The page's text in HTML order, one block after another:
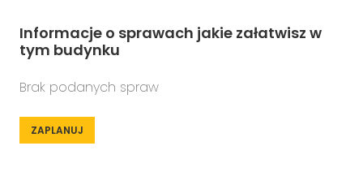
Informacje o sprawach jakie załatwisz w
tym budynku
Brak podanych spraw
ZAPLANUJ